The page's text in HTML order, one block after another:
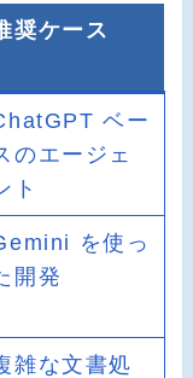
奨ケース
ベー
のエージェ
ト
を使っ
開発
雑な文書処